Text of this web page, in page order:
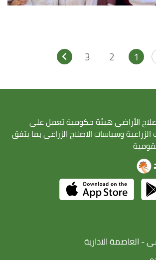
1
2
3
الأراضى هيئة حكومية تعمل على
وسياسات الاصلاح الزراعى بما يتفق
- العاصمة الادارية